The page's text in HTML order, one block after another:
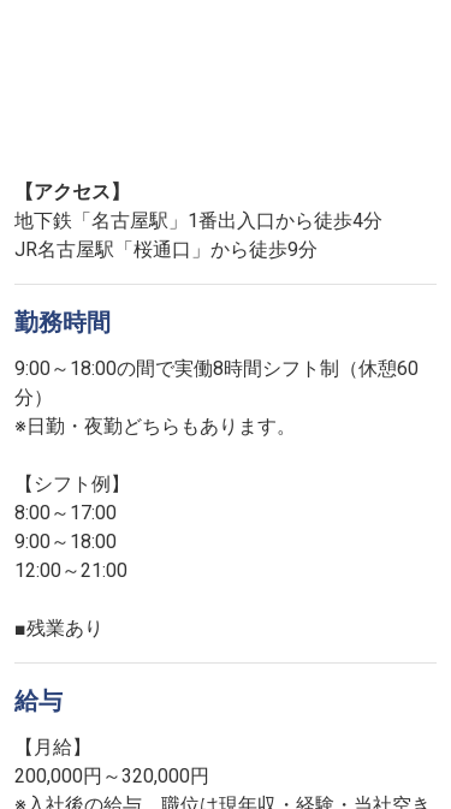
【アクセス】
地下鉄「名古屋駅」1番出入口から徒歩4分
JR名古屋駅「桜通口」から徒歩9分
勤務時間
9:00～18:00の間で実働8時間シフト制（休憩60
分）
※日勤・夜勤どちらもあります。
【シフト例】
8:00～17:00
9:00～18:00
12:00～21:00
■残業あり
給与
【月給】
200,000円～320,000円